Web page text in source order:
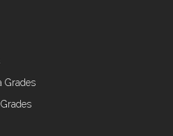
Grades